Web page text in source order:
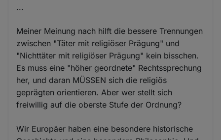
...
Meiner Meinung nach hilft die bessere Trennungen
zwischen "Täter mit religiöser Prägung" und
"Nichttäter mit religiöser Prägung" kein bisschen.
Es muss eine "höher geordnete" Rechtssprechung
her, und daran MÜSSEN sich die religiös
geprägten orientieren. Aber wer stellt sich
freiwillig auf die oberste Stufe der Ordnung?
Wir Europäer haben eine besondere historische